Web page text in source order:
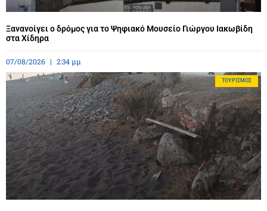
Ξανανοίγει ο δρόμος για το Ψηφιακό Μουσείο Γιώργου Ιακωβίδη
στα Χίδηρα
07/08/2026 2:34 μμ
ΤΟΥΡΙΣΜΌΣ